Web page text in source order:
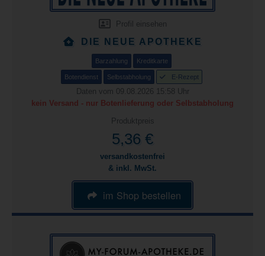
Profil einsehen
DIE NEUE APOTHEKE
Barzahlung Kreditkarte
Botendienst Selbstabholung E-Rezept
Daten vom 09.08.2026 15:58 Uhr
kein Versand - nur Botenlieferung oder Selbstabholung
Produktpreis
5,36 €
versandkostenfrei
& inkl. MwSt.
im Shop bestellen